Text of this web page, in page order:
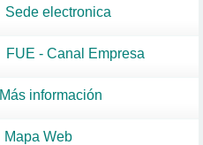
Sede electronica
FUE - Canal Empresa
Más información
Mapa Web